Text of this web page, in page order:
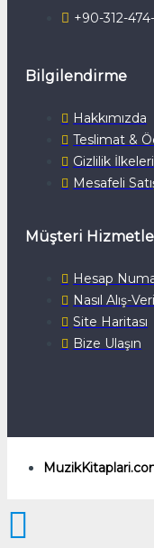
+90-312-
Bilgilendirme
Hakkımızda
Teslimat &
Gizlilik İlkeleri
Mesafeli
Müşteri
Hesap
Nasıl Alış-
Site Haritası
Bize Ulaşın